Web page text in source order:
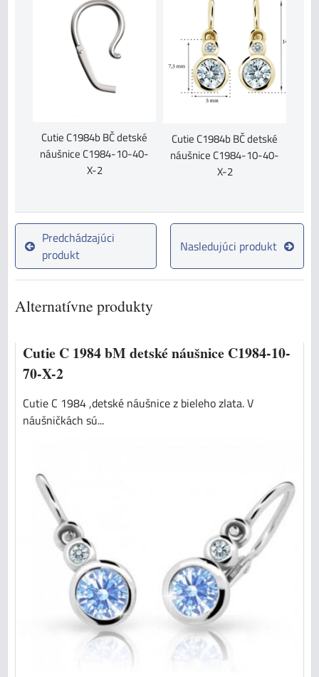
Cutie C1984b BČ detské
náušnice C1984-10-40-
X-2
Cutie C1984b BČ detské
náušnice C1984-10-40-
X-2
Predchádzajúci
produkt
Nasledujúci produkt
Alternatívne produkty
Cutie C 1984 bM detské náušnice C1984-10-
70-X-2
Cutie C 1984 ,detské náušnice z bieleho zlata. V
náušničkách sú...